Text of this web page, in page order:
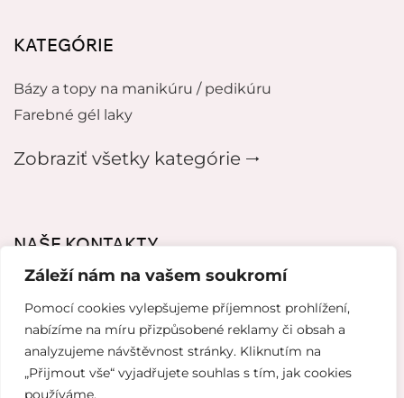
Záleží nám na vašem soukromí
Pomocí cookies vylepšujeme příjemnost prohlížení,
nabízíme na míru přizpůsobené reklamy či obsah a
analyzujeme návštěvnost stránky. Kliknutím na
„Přijmout vše“ vyjadřujete souhlas s tím, jak cookies
používáme.
KATEGÓRIE
Bázy a topy na manikúru / pedikúru
Farebné gél laky
Zobraziť všetky kategórie 🠂
NAŠE KONTAKTY
mikeladzebeauty@gmail.com
+420 773 724 042
Thámova 221, 186 00 Karlín, Česko